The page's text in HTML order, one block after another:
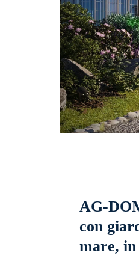
AG-
con
mare, in